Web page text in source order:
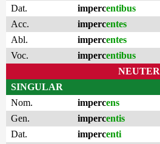
Dat.
impercentibus
Acc.
impercentes
Abl.
impercentes
Voc.
impercentibus
NEUTER
SINGULAR
Nom.
impercens
Gen.
impercentis
Dat.
impercenti